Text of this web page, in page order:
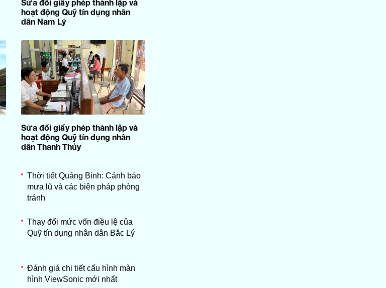
Sửa đổi giấy phép thành lập và
hoạt động Quỹ tín dụng nhân
dân Nam Lý
Sửa đổi giấy phép thành lập và
hoạt động Quỹ tín dụng nhân
dân Thanh Thủy
Thời tiết Quảng Bình: Cảnh báo
mưa lũ và các biện pháp phòng
tránh
Thay đổi mức vốn điều lệ của
Quỹ tín dụng nhân dân Bắc Lý
Đánh giá chi tiết cấu hình màn
hình ViewSonic mới nhất